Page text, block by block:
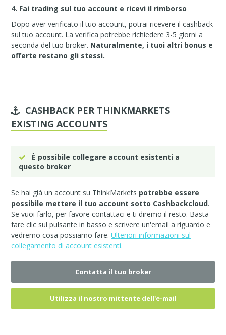
4. Fai trading sul tuo account e ricevi il rimborso
Dopo aver verificato il tuo account, potrai ricevere il cashback
sul tuo account. La verifica potrebbe richiedere 3-5 giorni a
seconda del tuo broker. Naturalmente, i tuoi altri bonus e
offerte restano gli stessi.
CASHBACK PER THINKMARKETS
EXISTING ACCOUNTS
È possibile collegare account esistenti a
questo broker
Se hai già un account su ThinkMarkets potrebbe essere
possibile mettere il tuo account sotto Cashbackcloud.
Se vuoi farlo, per favorecontattaci e ti diremo il resto. Basta
fare clic sul pulsante in basso e scrivere un'email a riguardo e
vedremo cosa possiamo fare.Ulteriori informazioni sul
collegamento di account esistenti.
Contatta il tuo broker
Utilizza il nostro mittente dell'e-mail